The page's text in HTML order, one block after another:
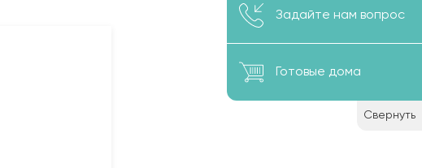
Задайте нам вопрос
Готовые дома
Свернуть